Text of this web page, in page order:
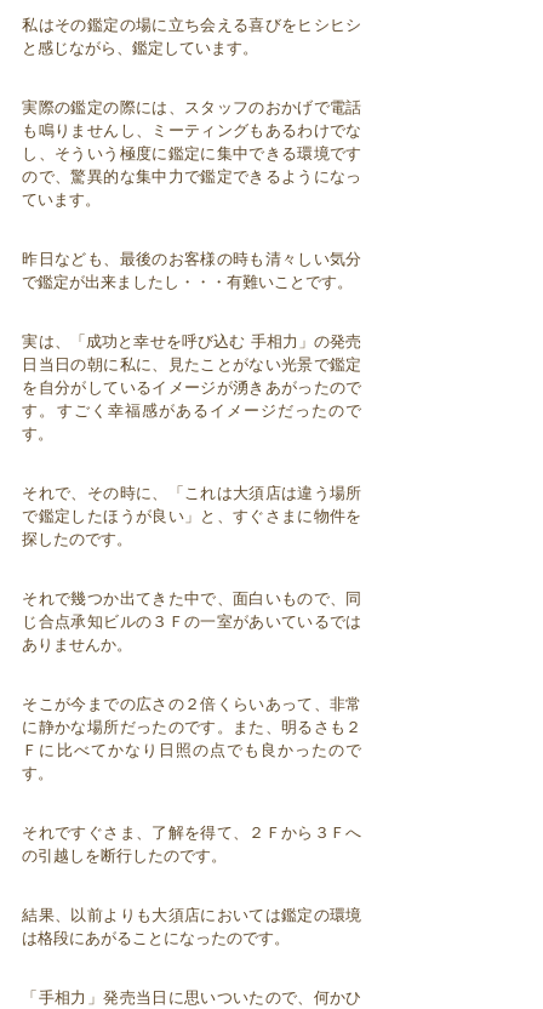
私はその鑑定の場に立ち会える喜びをヒシヒシ
と感じながら、鑑定しています。
実際の鑑定の際には、スタッフのおかげで電話
も鳴りませんし、ミーティングもあるわけでな
し、そういう極度に鑑定に集中できる環境です
ので、驚異的な集中力で鑑定できるようになっ
ています。
昨日なども、最後のお客様の時も清々しい気分
で鑑定が出来ましたし・・・有難いことです。
実は、「成功と幸せを呼び込む 手相力」の発売
日当日の朝に私に、見たことがない光景で鑑定
を自分がしているイメージが湧きあがったので
す。すごく幸福感があるイメージだったので
す。
それで、その時に、「これは大須店は違う場所
で鑑定したほうが良い」と、すぐさまに物件を
探したのです。
それで幾つか出てきた中で、面白いもので、同
じ合点承知ビルの３Ｆの一室があいているでは
ありませんか。
そこが今までの広さの２倍くらいあって、非常
に静かな場所だったのです。また、明るさも２
Ｆに比べてかなり日照の点でも良かったので
す。
それですぐさま、了解を得て、２Ｆから３Ｆへ
の引越しを断行したのです。
結果、以前よりも大須店においては鑑定の環境
は格段にあがることになったのです。
「手相力」発売当日に思いついたので、何かひ